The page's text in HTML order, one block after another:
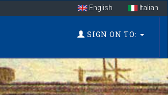
English Italian
SIGN ON TO: